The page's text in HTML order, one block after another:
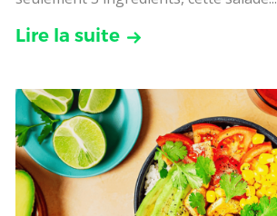
Lire la suite